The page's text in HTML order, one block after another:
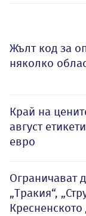
Жълт код за
няколко
Край на
август
евро
Ограничават
„Тракия“,